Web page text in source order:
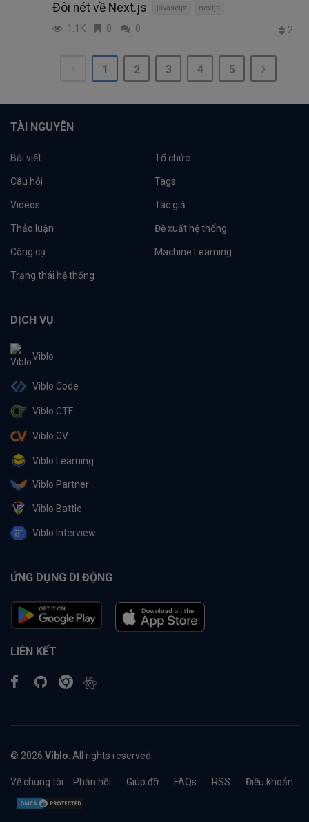
Đôi nét về Next.js javascipt nextjs
1.1K 0 0 2
1 2 3 4 5
TÀI NGUYÊN
Bài viết Tổ chức
Câu hỏi Tags
Videos Tác giả
Thảo luận Đề xuất hệ thống
Công cụ Machine Learning
Trạng thái hệ thống
DỊCH VỤ
Viblo
Viblo Code
Viblo CTF
Viblo CV
Viblo Learning
Viblo Partner
Viblo Battle
Viblo Interview
ỨNG DỤNG DI ĐỘNG
LIÊN KẾT
© 2026 Viblo . All rights reserved.
Về chúng tôi Phản hồi Giúp đỡ FAQs RSS Điều khoản